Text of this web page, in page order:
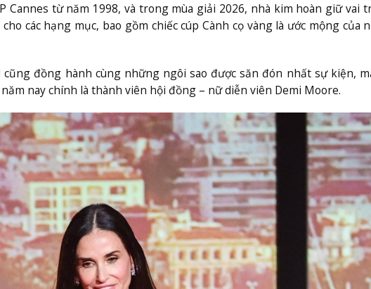
Cannes từ năm 1998, và trong mùa giải 2026, nhà kim hoàn giữ vai
các hạng mục, bao gồm chiếc cúp Cành cọ vàng là ước mộng của
đồng hành cùng những ngôi sao được săn đón nhất sự kiện,
nay chính là thành viên hội đồng – nữ diễn viên Demi Moore.